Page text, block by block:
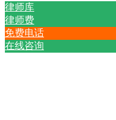
律师库
律师费
免费电话
在线咨询